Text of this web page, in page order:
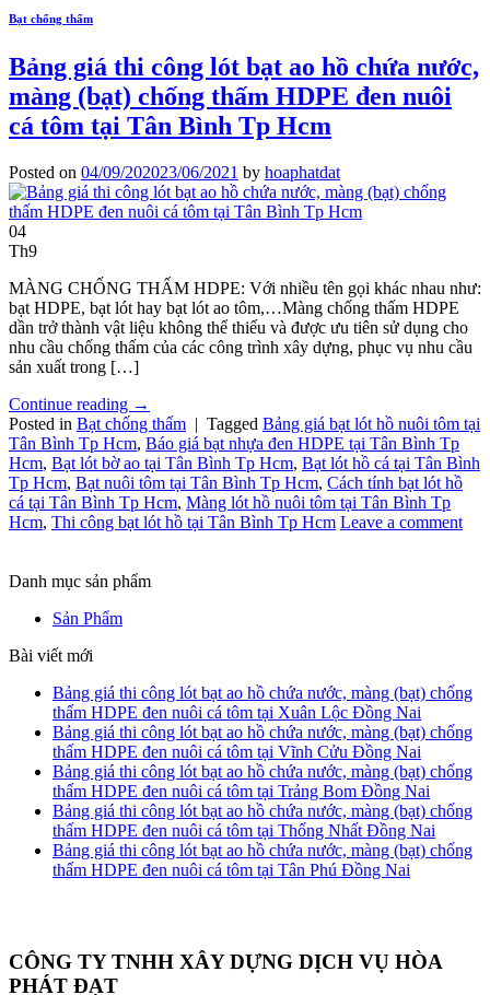
Bạt chống thấm
Bảng giá thi công lót bạt ao hồ chứa nước,
màng (bạt) chống thấm HDPE đen nuôi
cá tôm tại Tân Bình Tp Hcm
Posted on 04/09/202023/06/2021 by hoaphatdat
04
Th9
MÀNG CHỐNG THẤM HDPE: Với nhiều tên gọi khác nhau như:
bạt HDPE, bạt lót hay bạt lót ao tôm,…Màng chống thấm HDPE
dần trở thành vật liệu không thể thiếu và được ưu tiên sử dụng cho
nhu cầu chống thấm của các công trình xây dựng, phục vụ nhu cầu
sản xuất trong […]
Continue reading →
Posted in Bạt chống thấm | Tagged Bảng giá bạt lót hồ nuôi tôm tại
Tân Bình Tp Hcm, Báo giá bạt nhựa đen HDPE tại Tân Bình Tp
Hcm, Bạt lót bờ ao tại Tân Bình Tp Hcm, Bạt lót hồ cá tại Tân Bình
Tp Hcm, Bạt nuôi tôm tại Tân Bình Tp Hcm, Cách tính bạt lót hồ
cá tại Tân Bình Tp Hcm, Màng lót hồ nuôi tôm tại Tân Bình Tp
Hcm, Thi công bạt lót hồ tại Tân Bình Tp Hcm Leave a comment
Danh mục sản phẩm
Sản Phẩm
Bài viết mới
Bảng giá thi công lót bạt ao hồ chứa nước, màng (bạt) chống
thấm HDPE đen nuôi cá tôm tại Xuân Lộc Đồng Nai
Bảng giá thi công lót bạt ao hồ chứa nước, màng (bạt) chống
thấm HDPE đen nuôi cá tôm tại Vĩnh Cửu Đồng Nai
Bảng giá thi công lót bạt ao hồ chứa nước, màng (bạt) chống
thấm HDPE đen nuôi cá tôm tại Trảng Bom Đồng Nai
Bảng giá thi công lót bạt ao hồ chứa nước, màng (bạt) chống
thấm HDPE đen nuôi cá tôm tại Thống Nhất Đồng Nai
Bảng giá thi công lót bạt ao hồ chứa nước, màng (bạt) chống
thấm HDPE đen nuôi cá tôm tại Tân Phú Đồng Nai
CÔNG TY TNHH XÂY DỰNG DỊCH VỤ HÒA
PHÁT ĐẠT